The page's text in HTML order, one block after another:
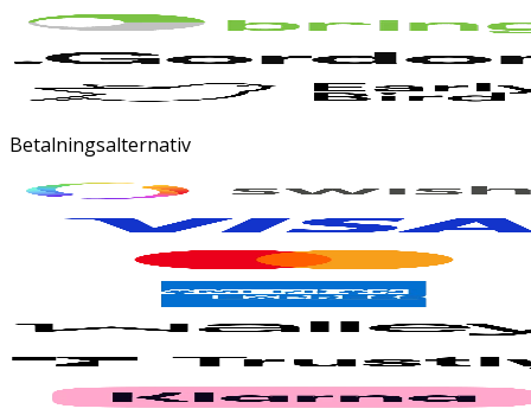
Betalningsalternativ